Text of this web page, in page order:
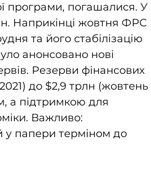
програми, погашалися. У
Наприкінці жовтня ФРС
та його стабілізацію
анонсовано нові
Резерви фінансових
до $2,9 трлн (жовтень
а підтримкою для
Важливо:
у папери терміном до